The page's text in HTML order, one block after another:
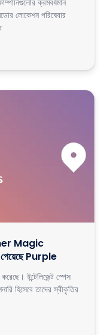
ক্রমবর্ধমান
লোকেশন পরিষেবার
Magic
পেয়েছে Purple
ইন্টেলিজেন্ট স্পেস
হিসেবে তাদের স্বীকৃতির